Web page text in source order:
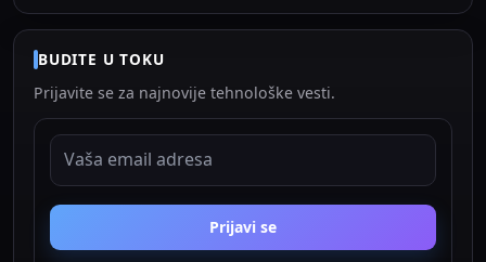
BUDITE U TOKU
Prijavite se za najnovije tehnološke vesti.
EMAIL ADRESA
Prijavi se